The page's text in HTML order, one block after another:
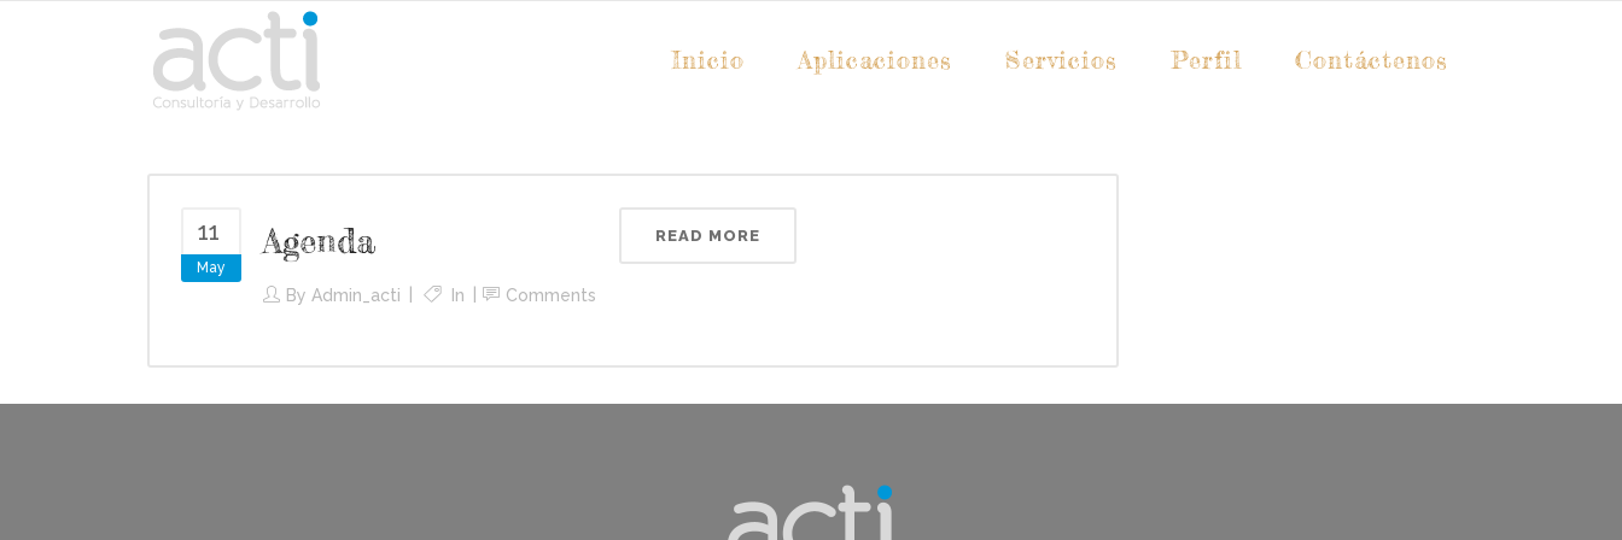
Inicio Aplicaciones Servicios Perfil Contáctenos
11
May
Agenda
By Admin_acti In Comments
READ MORE